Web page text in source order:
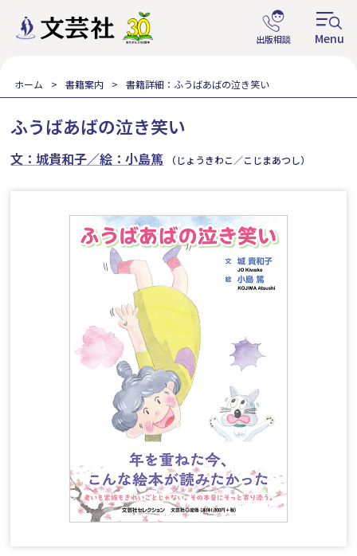
ホーム 書籍案内 書籍詳細：ふうばあばの泣き笑い
ふうばあばの泣き笑い
文：城貴和子／絵：小島篤 （じょうきわこ／こじまあつし）